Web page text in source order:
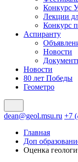
Конкурс
Лекции
Конкурс
Аспиранту
Новости
Новости
80 лет Победы
Геометро
dean@geol.msu.ru +7
Главная
Доп
Оценка